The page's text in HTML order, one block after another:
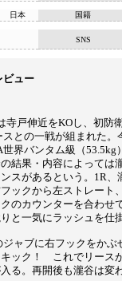
国籍
日本
SNS
ビュー
寺戸伸近をKOし、初防
との一戦が組まれた。
界バンタム級（53.5kg
結果・内容によっては
スがあるという。1R、
ックから左ストレー
のカウンターを合わせ
と一気にラッシュを仕
ャブに右フックをかぶ
ック！ これでリース
る。再開後も瀧谷は変